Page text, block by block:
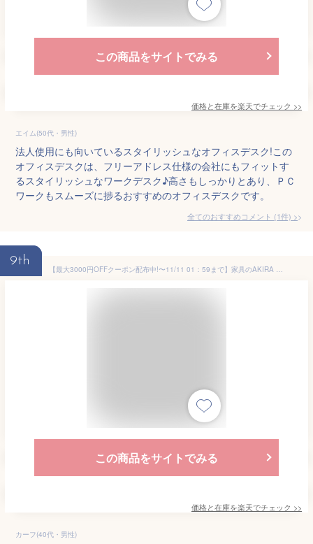
この商品をサイトでみる
価格と在庫を楽天でチェック >>
エイム(50代・男性)
法人使用にも向いているスタイリッシュなオフィスデスク!この
オフィスデスクは、フリーアドレス仕様の会社にもフィットす
るスタイリッシュなワークデスク♪高さもしっかりとあり、ＰＣ
ワークもスムーズに捗るおすすめのオフィスデスクです。
全てのおすすめコメント (1件) >
9th
【最大3000円OFFクーポン配布中!〜11/11 01：59まで】家具のAKIRA フリーアドレスデスク オフィステーブル キャスター付き 幅1000×奥行1000×高さ720mm ホワイト フリーアドレス デスク オフィスデスク パソコンデスク ワークデスク おしゃれ スリムデスク スリムテーブル
この商品をサイトでみる
価格と在庫を楽天でチェック >>
カーフ(40代・男性)